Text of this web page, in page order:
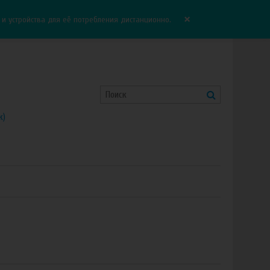
для её потребления дистанционно. ×